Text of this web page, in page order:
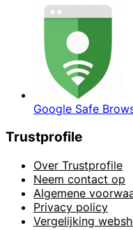
Google Safe
Trustprofile
Over Trustprofile
Neem contact op
Algemene
Privacy policy
Vergelijking